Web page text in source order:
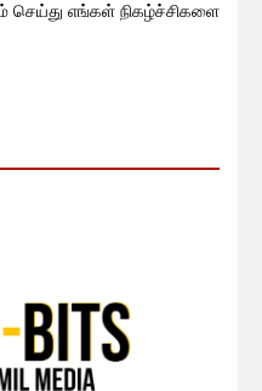
எங்கள் நிகழ்ச்சிகளை